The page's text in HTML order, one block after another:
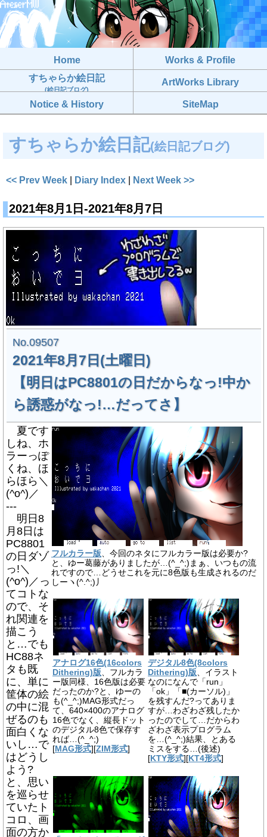
Home
Works & Profile
すちゃらか絵日記
(絵日記ブログ)
ArtWorks Library
Notice & History SiteMap
すちゃらか絵日記(絵日記ブログ)
<< Prev Week | Diary Index | Next Week >>
2021年8月1日-2021年8月7日
No.09507
2021年8月7日(土曜日)
【明日はPC8801の日だからなっ!中か
ら誘惑がなっ!…だってさ】
フルカラー版、今回のネタにフルカラー版は必要か?
と、ゆー葛藤がありましたが…(^_^;)まぁ、いつもの流
れですので…どうせこれを元に8色版も生成されるのだ
しーヽ(^.^;)丿
アナログ16色(16colors
Dithering)版、フルカラ
ー版同様、16色版は必要
だったのか?と、ゆーの
も(^_^;)MAG形式だっ
て、640×400のアナログ
16色でなく、縦長ドット
のデジタル8色で保存す
れば…(^_^;)
[MAG形式][ZIM形式]
デジタル8色(8colors
Dithering)版、イラスト
なのになんで「run」
「ok」「■(カーソル)」
を残すんだ?ってありま
すが…わざわざ残したか
ったのでして…だからわ
ざわざ表示プログラム
を…(^_^;)結果、とある
ミスをする…(後述)
[ KTY形式][ KT4形式]
夏です
しね、ホ
ラーっぽ
くね、ほ
らほら＼
(^o^)／
---
明日8
月8日は
PC8801
の日ダゾ
っ!＼
(^o^)／っ
てコトな
ので、そ
れ関連を
描こう
と…でも
HC88ネ
タも既
に、単に
筐体の絵
の中に混
ぜるのも
面白くな
いし…で
はどうし
よう?
と、思い
を巡らせ
ていたト
コロ、画
面の方か